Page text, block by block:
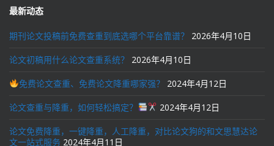
最新动态
期刊论文投稿前免费查重到底选哪个平台靠谱？ 2026年4月10日
论文初稿用什么论文查重系统？ 2026年4月10日
免费论文查重、免费论文降重哪家强？ 2024年4月12日
论文查重与降重，如何轻松搞定？ 2024年4月12日
论文免费降重，一键降重，人工降重，对比论文狗的和文思慧达论
文一站式服务 2024年4月11日